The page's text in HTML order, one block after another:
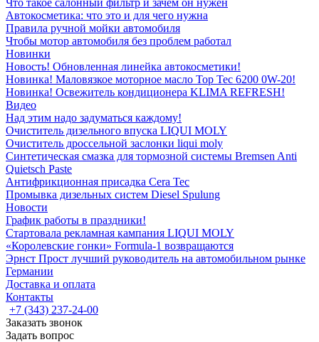
Что такое салонный фильтр и зачем он нужен
Автокосметика: что это и для чего нужна
Правила ручной мойки автомобиля
Чтобы мотор автомобиля без проблем работал
Новинки
Новость! Обновленная линейка автокосметики!
Новинка! Маловязкое моторное масло Top Tec 6200 0W-20!
Новинка! Освежитель кондиционера KLIMA REFRESH!
Видео
Над этим надо задуматься каждому!
Очиститель дизельного впуска LIQUI MOLY
Очиститель дроссельной заслонки liqui moly
Синтетическая смазка для тормозной системы Bremsen Anti
Quietsch Paste
Антифрикционная присадка Cera Tec
Промывка дизельных систем Diesel Spulung
Новости
График работы в праздники!
Стартовала рекламная кампания LIQUI MOLY
«Королевские гонки» Formula-1 возвращаются
Эрнст Прост лучший руководитель на автомобильном рынке
Германии
Доставка и оплата
Контакты
+7 (343) 237-24-00
Заказать звонок
Задать вопрос